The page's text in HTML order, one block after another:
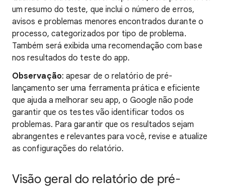
um resumo do teste, que inclui o número de erros,
avisos e problemas menores encontrados durante o
processo, categorizados por tipo de problema.
Também será exibida uma recomendação com base
nos resultados do teste do app.
Observação: apesar de o relatório de pré-
lançamento ser uma ferramenta prática e eficiente
que ajuda a melhorar seu app, o Google não pode
garantir que os testes vão identificar todos os
problemas. Para garantir que os resultados sejam
abrangentes e relevantes para você, revise e atualize
as configurações do relatório.
Visão geral do relatório de pré-